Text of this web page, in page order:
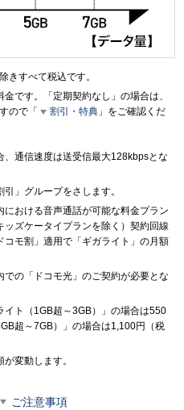
きすべて税込です。
です。「定期契約なし」の場合は、
ので「
割引・特典 」をご確認くだ
、通信速度は送受信最大128kbpsとな
」グループをさします。
おける音声通話が可能な料金プラン
ッズケータイプランを除く）契約回線
モ割」適用で「ギガライト」の月額
の「ドコモ光」のご契約が必要とな
イト（1GB超～3GB）」の場合は550
超～7GB）」の場合は1,100円（税
変動します。
ご注意事項